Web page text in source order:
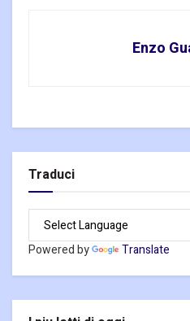
Enzo
Traduci
Powered by Translate